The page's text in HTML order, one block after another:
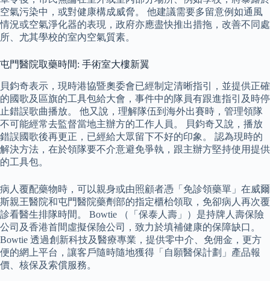
空氣污染中，或對健康構成威脅。 他建議需要多留意例如通風
情況或空氣淨化器的表現，政府亦應盡快推出措拖，改善不同處
所、尤其學校的室內空氣質素。
屯門醫院取藥時間: 手術室大樓新翼
貝鈞奇表示，現時港協暨奧委會已經制定清晰指引，並提供正確
的國歌及區旗的工具包給大會，事件中的隊員有跟進指引及時停
止錯誤歌曲播放。 他又說，理解隊伍到海外出賽時，管理領隊
不可能經常去監督當地主辦方的工作人員。 貝鈞奇又說，播放
錯誤國歌後再更正，已經給大眾留下不好的印象。 認為現時的
解決方法，在於領隊要不介意避免爭執，跟主辦方堅持使用提供
的工具包。
病人覆配藥物時，可以親身或由照顧者憑「免診領藥單」在威爾
斯親王醫院和屯門醫院藥劑部的指定櫃枱領取，免卻病人再次覆
診看醫生排隊時間。 Bowtie （「保泰人壽」）是持牌人壽保險
公司及香港首間虛擬保險公司，致力於填補健康的保障缺口。
Bowtie 透過創新科技及醫療專業，提供零中介、免佣金，更方
便的網上平台，讓客戶隨時隨地獲得「自願醫保計劃」產品報
價、核保及索償服務。